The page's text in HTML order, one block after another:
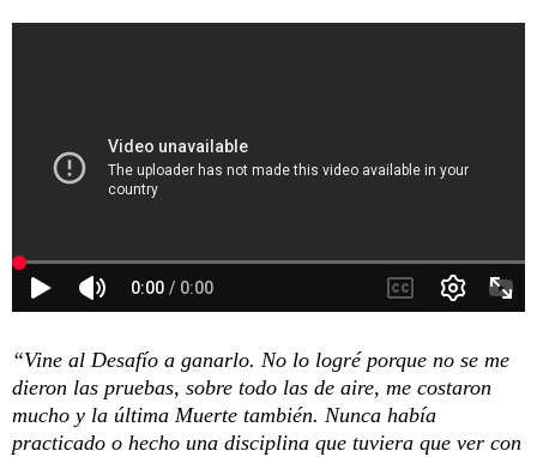
“Vine al Desafío a ganarlo. No lo logré porque no se me
dieron las pruebas, sobre todo las de aire, me costaron
mucho y la última Muerte también. Nunca había
practicado o hecho una disciplina que tuviera que ver con